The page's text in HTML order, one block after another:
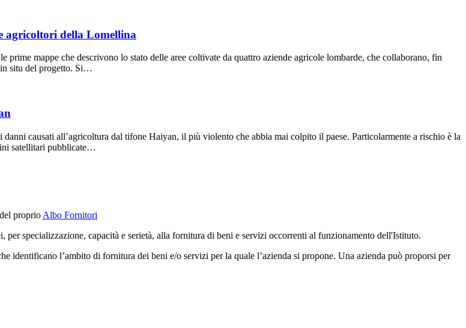
agricoltori della Lomellina
mappe che descrivono lo stato delle aree coltivate da quattro aziende agricole lombarde, che collaborano, fin
situ del progetto. Si…
causati all’agricoltura dal tifone Haiyan, il più violento che abbia mai colpito il paese. Particolarmente a rischio è la
satellitari pubblicate…
proprio Albo Fornitori
specializzazione, capacità e serietà, alla fornitura di beni e servizi occorrenti al funzionamento dell'Istituto.
identificano l’ambito di fornitura dei beni e/o servizi per la quale l’azienda si propone. Una azienda può proporsi per